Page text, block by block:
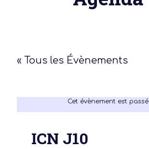
« Tous les Évènements
Cet évènement est passé
ICN J10